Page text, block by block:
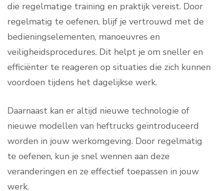
die regelmatige training en praktijk vereist. Door
regelmatig te oefenen, blijf je vertrouwd met de
bedieningselementen, manoeuvres en
veiligheidsprocedures. Dit helpt je om sneller en
efficiënter te reageren op situaties die zich kunnen
voordoen tijdens het dagelijkse werk.
Daarnaast kan er altijd nieuwe technologie of
nieuwe modellen van heftrucks geïntroduceerd
worden in jouw werkomgeving. Door regelmatig
te oefenen, kun je snel wennen aan deze
veranderingen en ze effectief toepassen in jouw
werk.